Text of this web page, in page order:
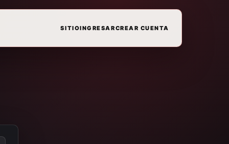
SITIOINGRESARCREAR CUENTA